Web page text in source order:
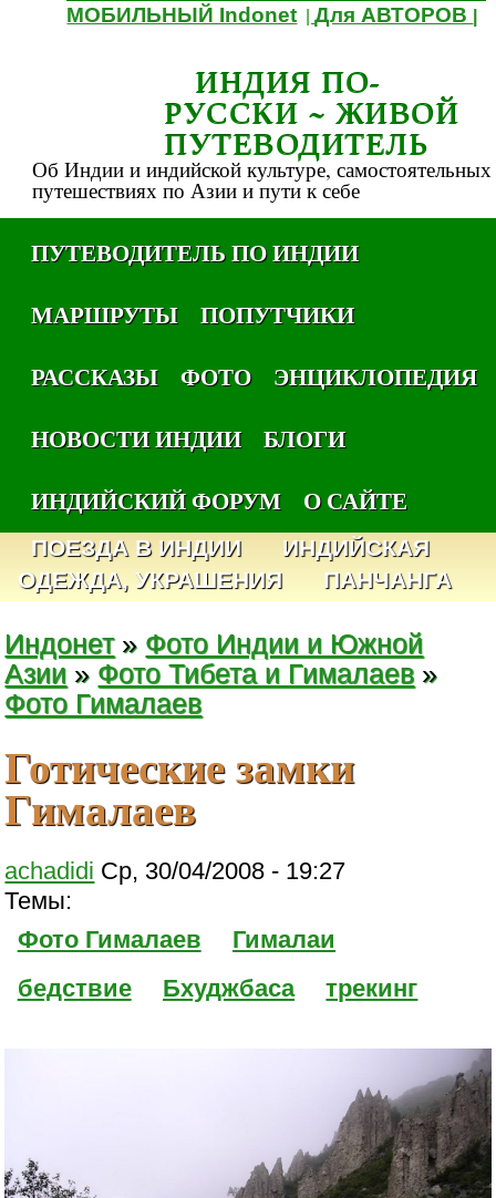
МОБИЛЬНЫЙ Indonet |Для АВТОРОВ
ИНДИЯ ПО-
РУССКИ ~ ЖИВОЙ
ПУТЕВОДИТЕЛЬ
Об Индии и индийской культуре, самостоятельных
путешествиях по Азии и пути к себе
ПУТЕВОДИТЕЛЬ ПО ИНДИИ
МАРШРУТЫ
ПОПУТЧИКИ
РАССКАЗЫ
ФОТО
ЭНЦИКЛОПЕДИЯ
НОВОСТИ ИНДИИ
БЛОГИ
ИНДИЙСКИЙ ФОРУМ
О САЙТЕ
ПОЕЗДА В ИНДИИ
ИНДИЙСКАЯ
ОДЕЖДА, УКРАШЕНИЯ
ПАНЧАНГА
Индонет» Фото Индии и Южной
Азии » Фото Тибета и Гималаев»
Фото Гималаев
Готические замки
Гималаев
achadidi Ср, 30/04/2008 - 19:27
Темы:
Фото Гималаев
Гималаи
бедствие
Бхуджбаса трекинг